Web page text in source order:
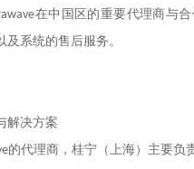
在中国区的重要代理商
及系统的售后服务。
解决方案
的代理商，桂宁（上海）主要负